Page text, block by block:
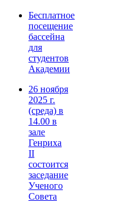
Бесплатное
посещение
бассейна
для
студентов
Академии
26 ноября
2025 г.
(среда) в
14.00 в
зале
Генриха
II
состоится
заседание
Ученого
Совета